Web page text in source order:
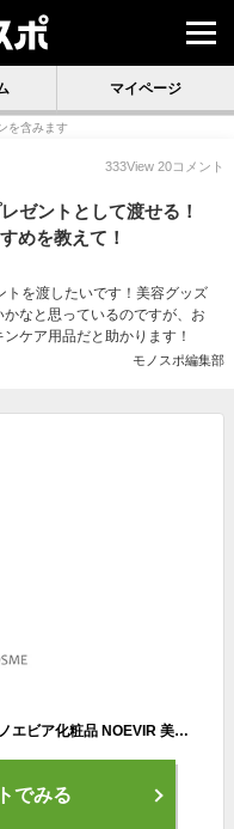
マイページ
を含みます
333View 20コメント
ゼントとして渡せる！
めを教えて！
を渡したいです！美容グッズ
なと思っているのですが、お
ケア用品だと助かります！
モノスポ編集部
ノエビア 薬用モイスチュアリペア 30ml ノエビア化粧品 NOEVIR 美容液 セラム 保湿 うるおい 潤い ヒアルロン酸 セラミド 角層 キメ きめ 乾燥 肌あれ なめらか みずみずしい 年齢 エイジング 乾燥肌 たるみ ほうれい線 シミ しみ 無着色 30代 40代 50代 60代
でみる